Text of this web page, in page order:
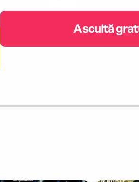
Ascultă